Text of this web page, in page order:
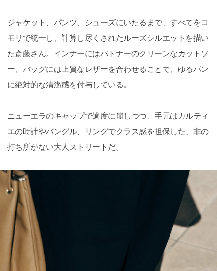
ジャケット、パンツ、シューズにいたるまで、すべてをコ
モリで統一し、計算し尽くされたルーズシルエットを描い
た斎藤さん。インナーにはバトナーのクリーンなカットソ
ー、バッグには上質なレザーを合わせることで、ゆるパン
に絶対的な清潔感を付与している。
ニューエラのキャップで適度に崩しつつ、手元はカルティ
エの時計やバングル、リングでクラス感を担保した、非の
打ち所がない大人ストリートだ。